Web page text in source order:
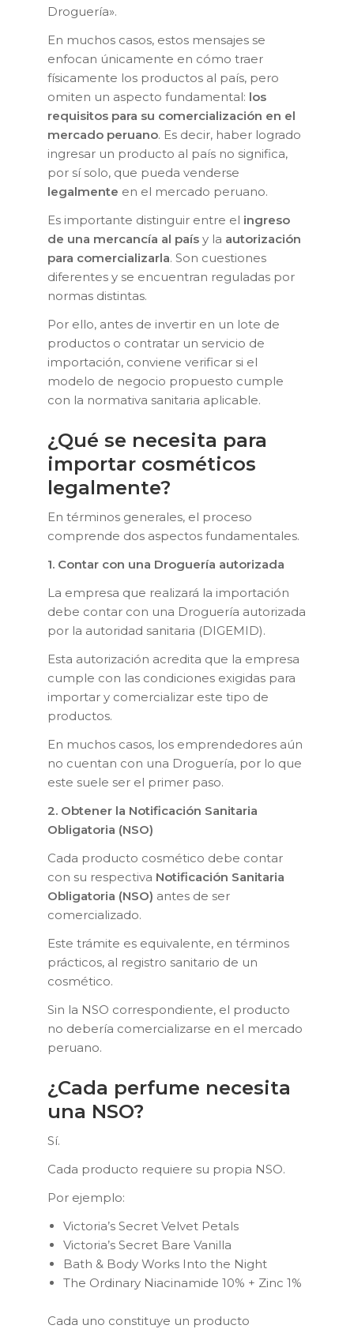
Droguería».
En muchos casos, estos mensajes se
enfocan únicamente en cómo traer
físicamente los productos al país, pero
omiten un aspecto fundamental: los
requisitos para su comercialización en el
mercado peruano. Es decir, haber logrado
ingresar un producto al país no significa,
por sí solo, que pueda venderse
legalmente en el mercado peruano.
Es importante distinguir entre el ingreso
de una mercancía al país y la autorización
para comercializarla. Son cuestiones
diferentes y se encuentran reguladas por
normas distintas.
Por ello, antes de invertir en un lote de
productos o contratar un servicio de
importación, conviene verificar si el
modelo de negocio propuesto cumple
con la normativa sanitaria aplicable.
¿Qué se necesita para
importar cosméticos
legalmente?
En términos generales, el proceso
comprende dos aspectos fundamentales.
1. Contar con una Droguería autorizada
La empresa que realizará la importación
debe contar con una Droguería autorizada
por la autoridad sanitaria (DIGEMID).
Esta autorización acredita que la empresa
cumple con las condiciones exigidas para
importar y comercializar este tipo de
productos.
En muchos casos, los emprendedores aún
no cuentan con una Droguería, por lo que
este suele ser el primer paso.
2. Obtener la Notificación Sanitaria
Obligatoria (NSO)
Cada producto cosmético debe contar
con su respectiva Notificación Sanitaria
Obligatoria (NSO) antes de ser
comercializado.
Este trámite es equivalente, en términos
prácticos, al registro sanitario de un
cosmético.
Sin la NSO correspondiente, el producto
no debería comercializarse en el mercado
peruano.
¿Cada perfume necesita
una NSO?
Sí.
Cada producto requiere su propia NSO.
Por ejemplo:
Victoria’s Secret Velvet Petals
Victoria’s Secret Bare Vanilla
Bath & Body Works Into the Night
The Ordinary Niacinamide 10% + Zinc 1%
Cada uno constituye un producto